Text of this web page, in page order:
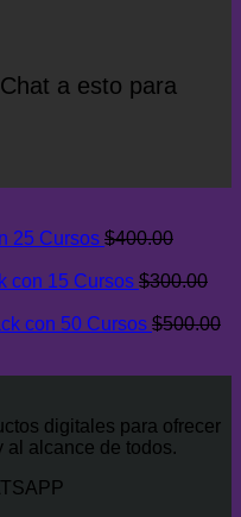
a esto para
25 Cursos $400.00
con 15 Cursos $300.00
con 50 Cursos $500.00
digitales para ofrecer
al alcance de todos.